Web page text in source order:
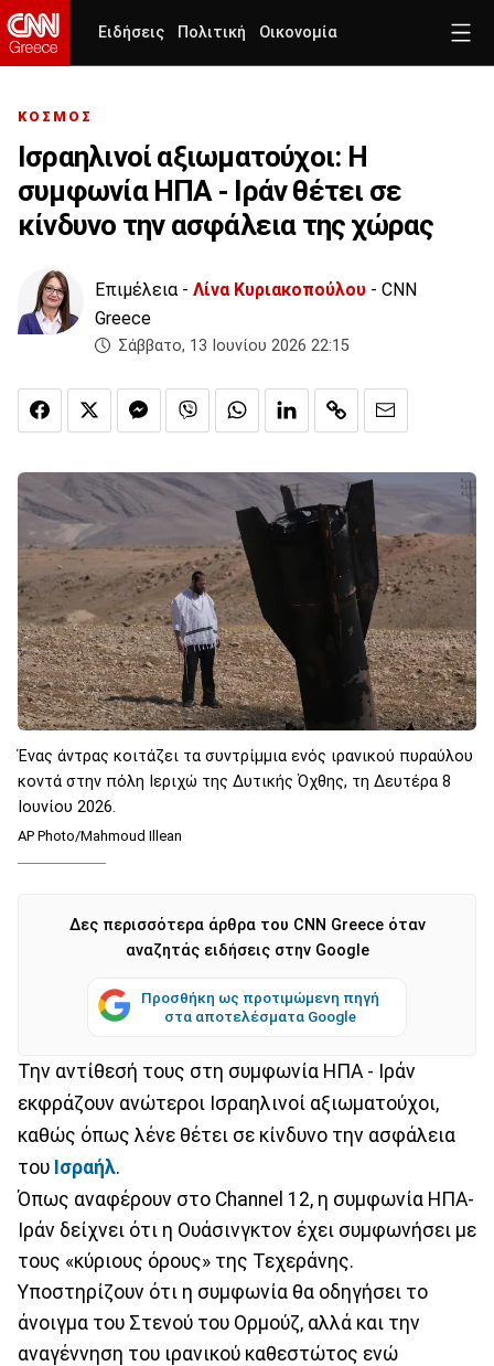
Ειδήσεις Πολιτική Οικονομία
ΚΟΣΜΟΣ
Ισραηλινοί αξιωματούχοι: Η
συμφωνία ΗΠΑ - Ιράν θέτει σε
κίνδυνο την ασφάλεια της χώρας
Επιμέλεια - Λίνα Κυριακοπούλου - CNN
Greece
Σάββατο, 13 Ιουνίου 2026 22:15
Ένας άντρας κοιτάζει τα συντρίμμια ενός ιρανικού πυραύλου
κοντά στην πόλη Ιεριχώ της Δυτικής Όχθης, τη Δευτέρα 8
Ιουνίου 2026.
AP Photo/Mahmoud Illean
Δες περισσότερα άρθρα του CNN Greece όταν
αναζητάς ειδήσεις στην Google
Προσθήκη ως προτιμώμενη πηγή
στα αποτελέσματα Google
Την αντίθεσή τους στη συμφωνία ΗΠΑ - Ιράν
εκφράζουν ανώτεροι Ισραηλινοί αξιωματούχοι,
καθώς όπως λένε θέτει σε κίνδυνο την ασφάλεια
του Ισραήλ.
Όπως αναφέρουν στο Channel 12, η συμφωνία ΗΠΑ-
Ιράν δείχνει ότι η Ουάσινγκτον έχει συμφωνήσει με
τους «κύριους όρους» της Τεχεράνης.
Υποστηρίζουν ότι η συμφωνία θα οδηγήσει το
άνοιγμα του Στενού του Ορμούζ, αλλά και την
αναγέννηση του ιρανικού καθεστώτος ενώ